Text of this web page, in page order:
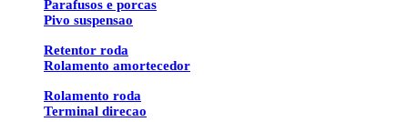
Parafusos e porcas
Pivo suspensao
Retentor roda
Rolamento amortecedor
Rolamento roda
Terminal direcao